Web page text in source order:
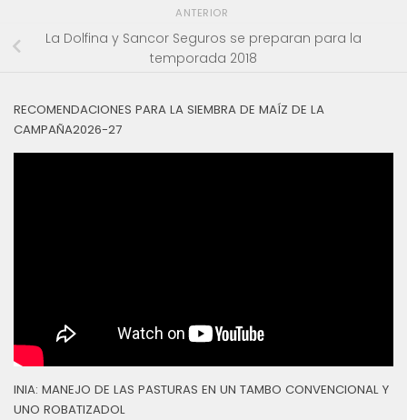
ANTERIOR
La Dolfina y Sancor Seguros se preparan para la
temporada 2018
RECOMENDACIONES PARA LA SIEMBRA DE MAÍZ DE LA
CAMPAÑA2026-27
INIA: MANEJO DE LAS PASTURAS EN UN TAMBO CONVENCIONAL Y
UNO ROBATIZADOL